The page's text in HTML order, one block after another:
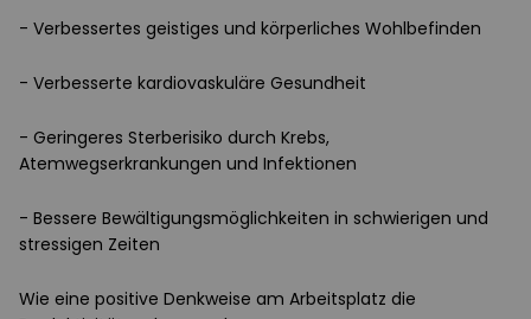
- Verbessertes geistiges und körperliches Wohlbefinden
- Verbesserte kardiovaskuläre Gesundheit
- Geringeres Sterberisiko durch Krebs,
Atemwegserkrankungen und Infektionen
- Bessere Bewältigungsmöglichkeiten in schwierigen und
stressigen Zeiten
Wie eine positive Denkweise am Arbeitsplatz die